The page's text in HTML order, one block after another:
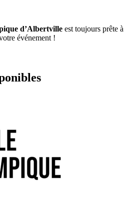
d’Albertville est toujours prête à
événement !